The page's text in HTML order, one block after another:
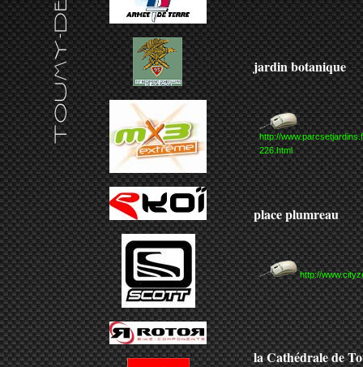
jardin botanique
http://
226.html
place plumreau
http://
la Cathédrale de